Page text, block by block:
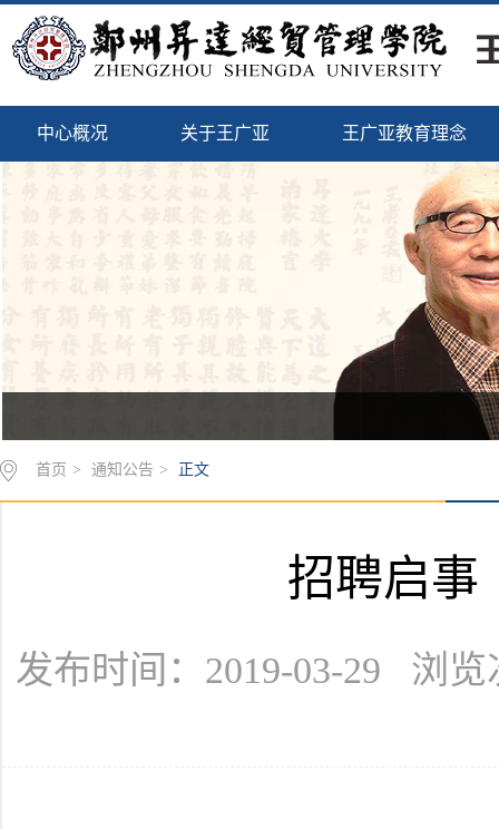
中心概况 关于王广亚 王广亚教育理念
首页 > 通知公告 > 正文
招聘启事
发布时间：2019-03-29 浏览